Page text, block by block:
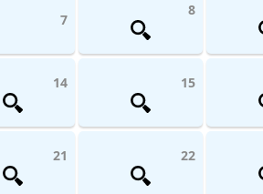
7
8
14 15
21 22